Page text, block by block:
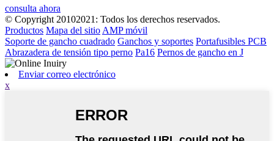
consulta ahora
© Copyright 20102021: Todos los derechos reservados.
Productos Mapa del sitio AMP móvil
Soporte de gancho cuadrado Ganchos y soportes Portafusibles PCB
Abrazadera de tensión tipo perno Pa16 Pernos de gancho en J
Enviar correo electrónico
x